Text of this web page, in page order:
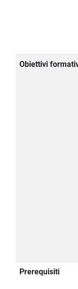
Obiettivi
Prerequisiti